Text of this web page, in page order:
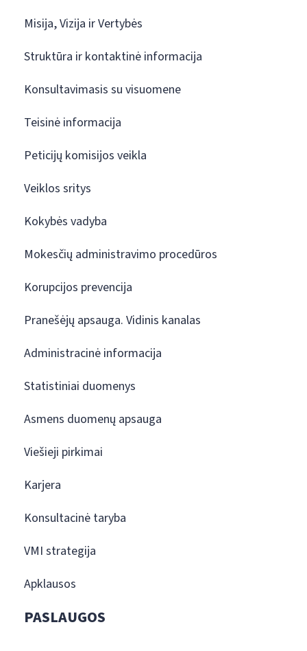
Misija, Vizija ir Vertybės
Struktūra ir kontaktinė informacija
Konsultavimasis su visuomene
Teisinė informacija
Peticijų komisijos veikla
Veiklos sritys
Kokybės vadyba
Mokesčių administravimo procedūros
Korupcijos prevencija
Pranešėjų apsauga. Vidinis kanalas
Administracinė informacija
Statistiniai duomenys
Asmens duomenų apsauga
Viešieji pirkimai
Karjera
Konsultacinė taryba
VMI strategija
Apklausos
PASLAUGOS